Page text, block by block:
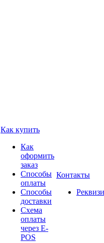
Как купить
Как
оформить
заказ
Способы
оплаты
Способы
доставки
Схема
оплаты
через E-
POS
Контакты